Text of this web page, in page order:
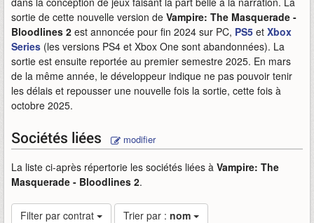
sortie de cette nouvelle version de Vampire: The Masquerade -
Bloodlines 2 est annoncée pour fin 2024 sur PC, PS5 et Xbox
Series (les versions PS4 et Xbox One sont abandonnées). La
sortie est ensuite reportée au premier semestre 2025. En mars
de la même année, le développeur indique ne pas pouvoir tenir
les délais et repousser une nouvelle fois la sortie, cette fois à
octobre 2025.
Sociétés liées modifier
La liste ci-après répertorie les sociétés liées à Vampire: The
Masquerade - Bloodlines 2.
Filter par contrat Trier par : nom